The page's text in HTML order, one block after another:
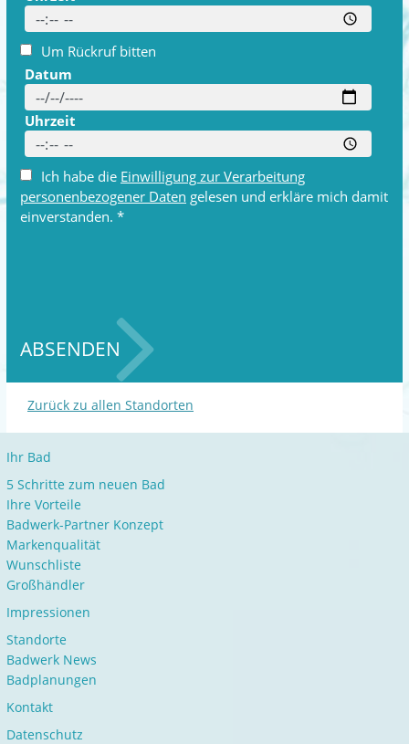
Um Rückruf bitten
Datum
Uhrzeit
Ich habe die Einwilligung zur Verarbeitung
personenbezogener Daten gelesen und erkläre mich damit
einverstanden. *
ABSENDEN
Zurück zu allen Standorten
Ihr Bad
5 Schritte zum neuen Bad
Ihre Vorteile
Badwerk-Partner Konzept
Markenqualität
Wunschliste
Großhändler
Impressionen
Standorte
Badwerk News
Badplanungen
Kontakt
Datenschutz